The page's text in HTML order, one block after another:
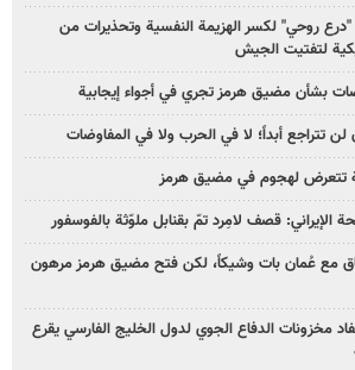
"درع روحي" لكسر الهزيمة النفسية وتحذيرات من
لتفتيت الجيش
بشأن مضيق هرمز تجري في أجواء إيجابية
لن تتراجع أبداً؛ لا في الحرب ولا في المفاوضات
تتعرض لهجوم في مضيق هرمز
الإيراني: قصف لامِرد تمّ بقنابل ملوّثة بالفوسفور
مع عُمان بات وشيكاً، لكن فتح مضيق هرمز مرهون
نفاد مخزونات الدفاع الجوي لدول الخليج الفارسي يقرع